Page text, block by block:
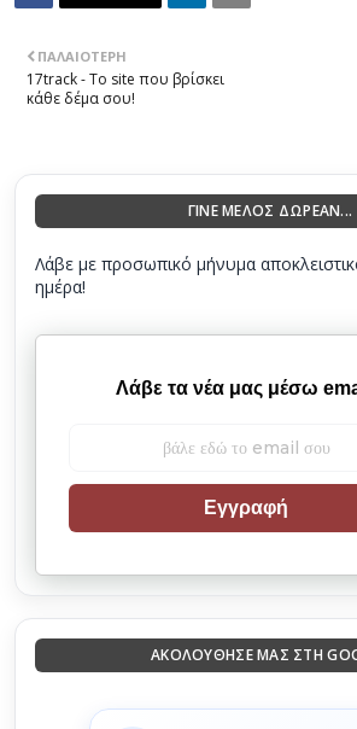
ΠΑΛΑΙΌΤΕΡΗ
17track - Το site που βρίσκει
κάθε δέμα σου!
ΓΙΝΕ ΜΕΛΟΣ ΔΩΡΕΑΝ...
Λάβε με προσωπικό μήνυμα
ημέρα!
Λάβε τα νέα μας μέσω
Εγγραφή
ΑΚΟΛΟΎΘΗΣΈ ΜΑΣ ΣΤΗ